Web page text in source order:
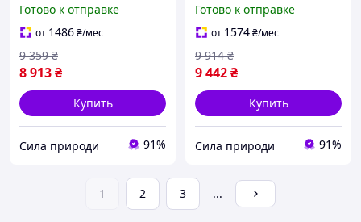
Готово к отправке
от 1486₴/мес
8 913₴
9 359 ₴
Купить
Сила природи 91%
Готово к отправке
от 1574₴/мес
9 442₴
9 914 ₴
Купить
Сила природи 91%
1 2 3 ...